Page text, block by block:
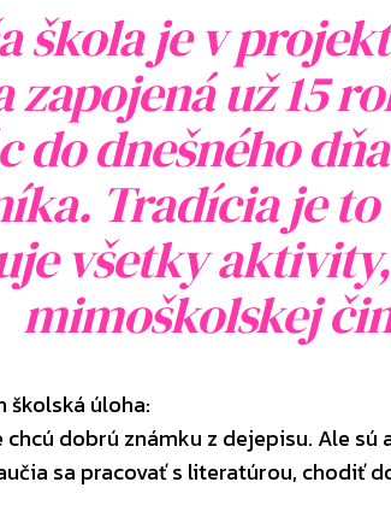
škola je v
už 15
do dnešného
Tradícia je
všetky
mimoškolskej
školská úloha:
dobrú známku z dejepisu. Ale
sa pracovať s literatúrou, chodiť